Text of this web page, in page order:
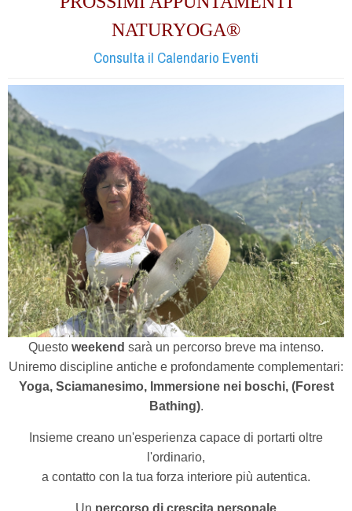
NATURYOGA®
Consulta il Calendario Eventi
Questo weekend sarà un percorso breve ma intenso.
Uniremo discipline antiche e profondamente complementari:
Yoga, Sciamanesimo, Immersione nei boschi, (Forest
Bathing).
Insieme creano un'esperienza capace di portarti oltre
l'ordinario,
a contatto con la tua forza interiore più autentica.